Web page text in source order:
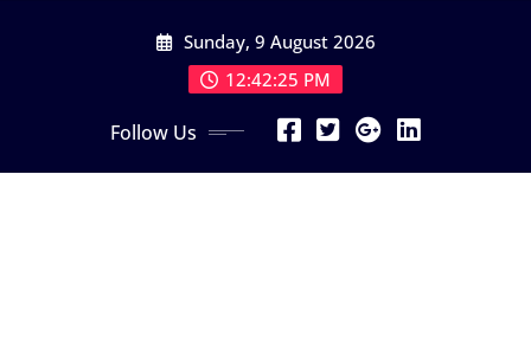
Sunday, 9 August 2026
12:42:27 PM
Follow Us